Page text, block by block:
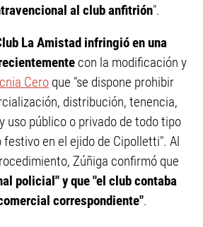
al club anfitrión".
La Amistad infringió en una
con la modificación y
Cero que "se dispone prohibir
distribución, tenencia,
uso público o privado de todo tipo
en el ejido de Cipolletti". Al
Zúñiga confirmó que
policial" y que "el club contaba
correspondiente".